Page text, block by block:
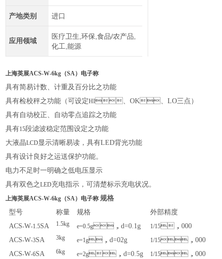
产地类别 进口
应用领域
医疗卫生,环保,食品/农产品,
化工,能源
上海英展ACS-W-6kg（SA）电子称
具有简易计数、计重及百分比之功能
具有检校秤之功能（可设定HI、OK、LO三点）
具有自动校正、自动零点追踪之功能
具有15段滤波稳定范围设定之功能
大液晶LCD显示清晰易读，具有LED背光功能
具有设计良好之运送保护功能。
电力不足时一明确之低电压显示
具有双色之LED充电指示，可清楚标示充电状况。
上海英展ACS-W-6kg（SA）电子称 规格
型号
称量 规格
外部精度
ACS-W-1.5SA 1.5kg e=0.5g，d=0.1g 1/15，000
ACS-W-3SA 3kg e=1g，d=02g 1/15，000
ACS-W-6SA 6kg e=2g，d=0.5g 1/15，000